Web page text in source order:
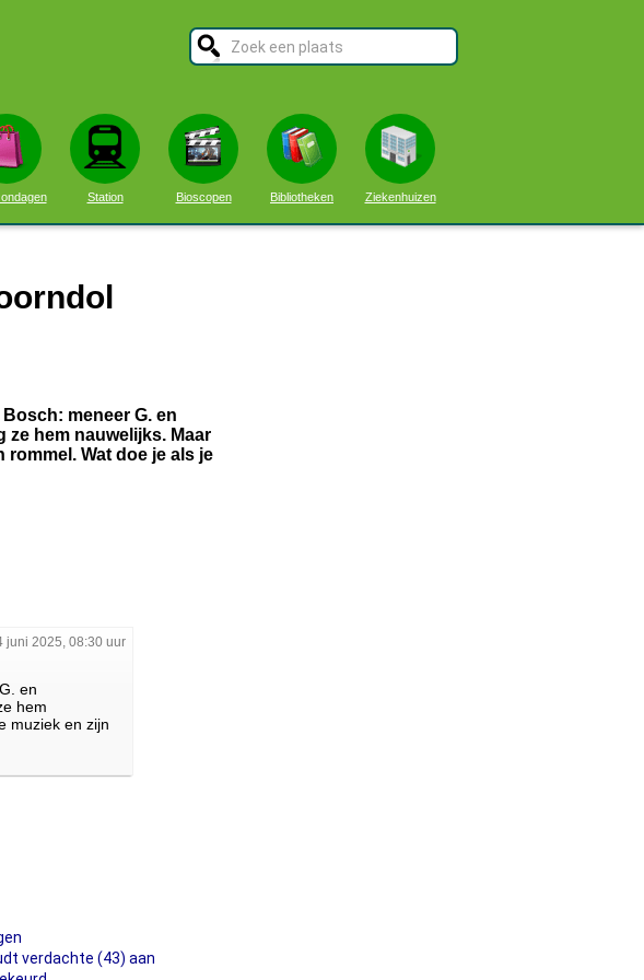
Station Bioscopen Bibliotheken Ziekenhuizen
meneer G. en
ze hem nauwelijks. Maar
Wat doe je als je
juni 2025, 08:30 uur
en
hem
muziek en zijn
verdachte (43) aan